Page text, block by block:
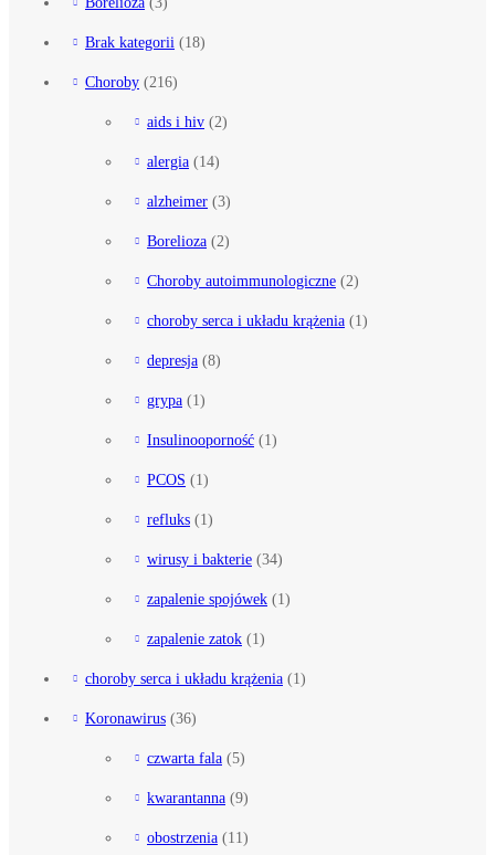
Brak kategorii (18)
Choroby (216)
aids i hiv (2)
alergia (14)
alzheimer (3)
Borelioza (2)
Choroby autoimmunologiczne (2)
choroby serca i układu krążenia (1)
depresja (8)
grypa (1)
Insulinooporność (1)
PCOS (1)
refluks (1)
wirusy i bakterie (34)
zapalenie spojówek (1)
zapalenie zatok (1)
choroby serca i układu krążenia (1)
Koronawirus (36)
czwarta fala (5)
kwarantanna (9)
obostrzenia (11)